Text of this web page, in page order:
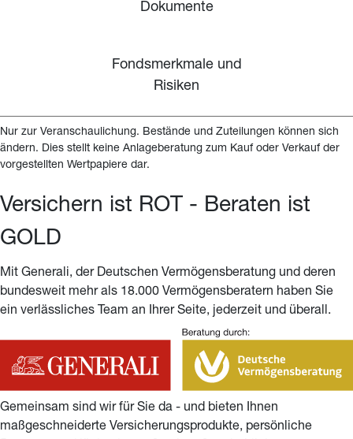
Dokumente
Fondsmerkmale und
Risiken
Nur zur Veranschaulichung. Bestände und Zuteilungen können sich
ändern. Dies stellt keine Anlageberatung zum Kauf oder Verkauf der
vorgestellten Wertpapiere dar.
Versichern ist ROT - Beraten ist
GOLD
Mit Generali, der Deutschen Vermögensberatung und deren
bundesweit mehr als 18.000 Vermögensberatern haben Sie
ein verlässliches Team an Ihrer Seite, jederzeit und überall.
Gemeinsam sind wir für Sie da - und bieten Ihnen
maßgeschneiderte Versicherungsprodukte, persönliche